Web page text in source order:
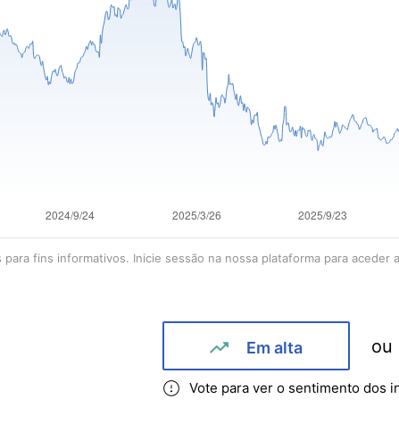
fins informativos. Inicie sessão na nossa plataforma para aceder
Em alta ou
Vote para ver o sentimento dos